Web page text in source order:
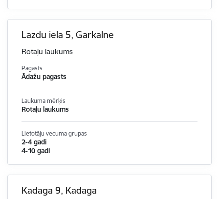
Lazdu iela 5, Garkalne
Rotaļu laukums
Pagasts
Ādažu pagasts
Laukuma mērķis
Rotaļu laukums
Lietotāju vecuma grupas
2-4 gadi
4-10 gadi
Kadaga 9, Kadaga